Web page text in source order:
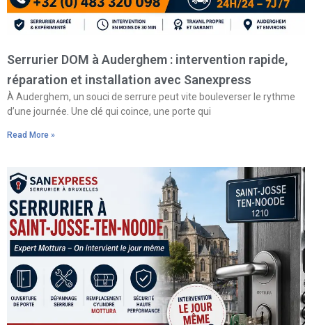
Serrurier DOM à Auderghem : intervention rapide,
réparation et installation avec Sanexpress
À Auderghem, un souci de serrure peut vite bouleverser le rythme
d’une journée. Une clé qui coince, une porte qui
Read More »